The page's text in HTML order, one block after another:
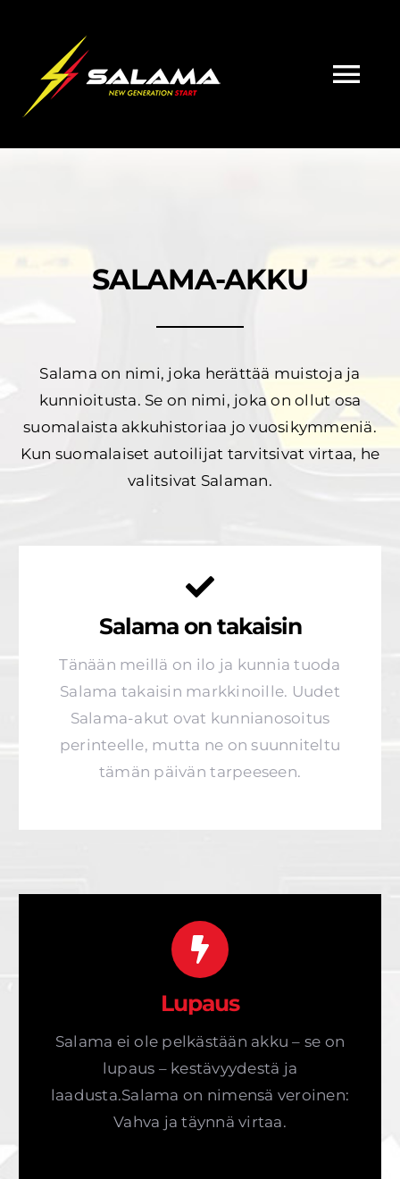
content
Etusivu
Jälleenmyyjät
Yhteystiedot
SALAMA-AKKU
Salama on nimi, joka herättää muistoja ja
kunnioitusta. Se on nimi, joka on ollut osa
suomalaista akkuhistoriaa jo vuosikymmeniä.
Kun suomalaiset autoilijat tarvitsivat virtaa, he
valitsivat Salaman.
Salama on takaisin
Tänään meillä on ilo ja kunnia tuoda
Salama takaisin markkinoille. Uudet
Salama-akut ovat kunnianosoitus
perinteelle, mutta ne on suunniteltu
tämän päivän tarpeeseen.
Lupaus
Salama ei ole pelkästään akku – se on
lupaus – kestävyydestä ja
laadusta.Salama on nimensä veroinen:
Vahva ja täynnä virtaa.